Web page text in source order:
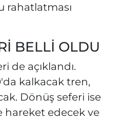
rahatlatması
BELLİ OLDU
de açıklandı.
kalkacak tren,
Dönüş seferi ise
hareket edecek ve